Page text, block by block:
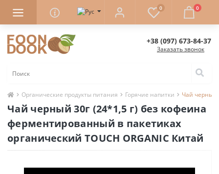
0 0
+38 (097) 673-84-37
Заказать звонок
Органические продукты питания Горячие напитки Чай черный
Чай черный 30г (24*1,5 г) без кофеина
ферментированный в пакетиках
органический TOUCH ORGANIC Китай